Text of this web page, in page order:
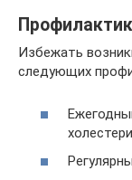
Избежать
следующих